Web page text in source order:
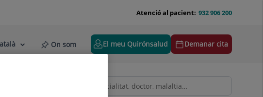
932 906 200
Atenció al pacient:
On som El meu Quirónsalud Demanar cita